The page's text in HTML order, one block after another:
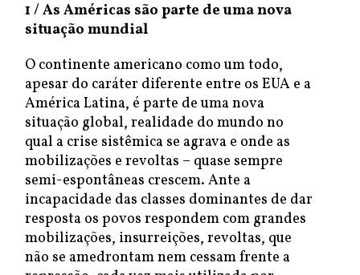
1 /As Américas são parte de uma nova
situação mundial
O continente americano como um todo,
apesar do caráter diferente entre os EUA e a
América Latina, é parte de uma nova
situação global, realidade do mundo no
qual a crise sistêmica se agrava e onde as
mobilizações e revoltas – quase sempre
semi-espontâneas crescem. Ante a
incapacidade das classes dominantes de dar
resposta os povos respondem com grandes
mobilizações, insurreições, revoltas, que
não se amedrontam nem cessam frente a